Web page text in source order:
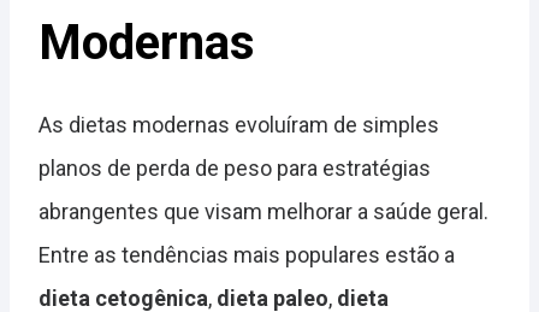
Modernas
As dietas modernas evoluíram de simples
planos de perda de peso para estratégias
abrangentes que visam melhorar a saúde geral.
Entre as tendências mais populares estão a
dieta cetogênica, dieta paleo, dieta